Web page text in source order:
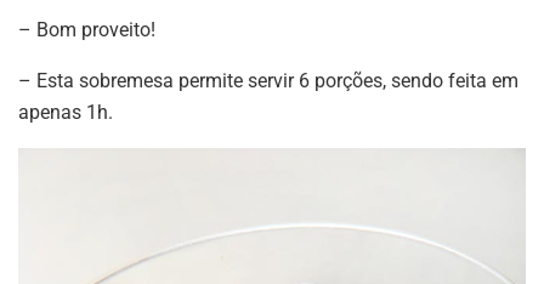
– Bom proveito!
– Esta sobremesa permite servir 6 porções, sendo feita em
apenas 1h.